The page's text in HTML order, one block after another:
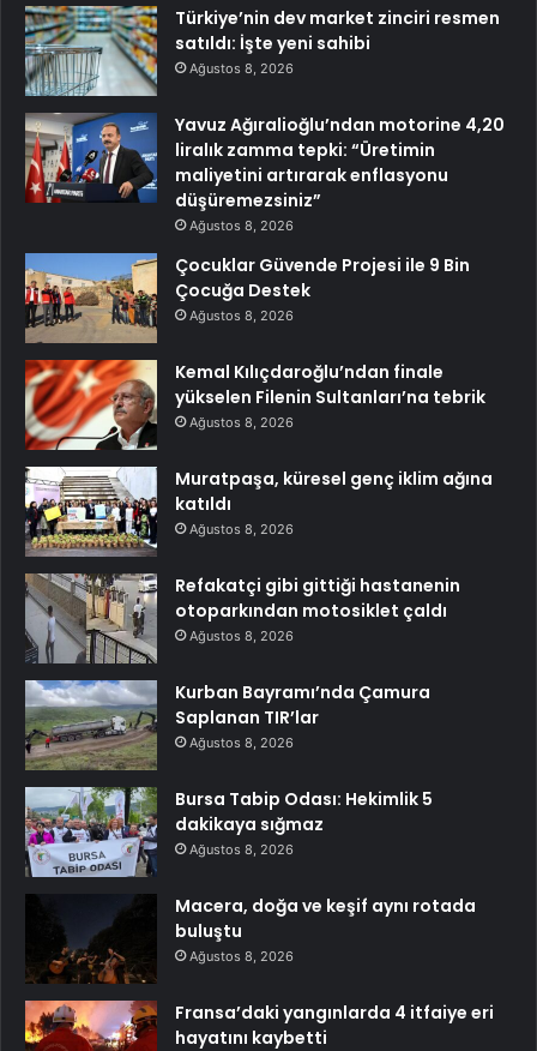
Türkiye’nin dev market zinciri resmen
satıldı: İşte yeni sahibi
Ağustos 8, 2026
Yavuz Ağıralioğlu’ndan motorine 4,20
liralık zamma tepki: “Üretimin
maliyetini artırarak enflasyonu
düşüremezsiniz”
Ağustos 8, 2026
Çocuklar Güvende Projesi ile 9 Bin
Çocuğa Destek
Ağustos 8, 2026
Kemal Kılıçdaroğlu’ndan finale
yükselen Filenin Sultanları’na tebrik
Ağustos 8, 2026
Muratpaşa, küresel genç iklim ağına
katıldı
Ağustos 8, 2026
Refakatçi gibi gittiği hastanenin
otoparkından motosiklet çaldı
Ağustos 8, 2026
Kurban Bayramı’nda Çamura
Saplanan TIR’lar
Ağustos 8, 2026
Bursa Tabip Odası: Hekimlik 5
dakikaya sığmaz
Ağustos 8, 2026
Macera, doğa ve keşif aynı rotada
buluştu
Ağustos 8, 2026
Fransa’daki yangınlarda 4 itfaiye eri
hayatını kaybetti